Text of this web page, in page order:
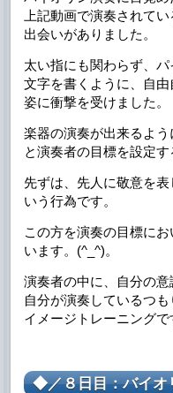
上記動画で演奏されて
出会いがありました。
太い指にも関わらず、
文字を書くように、自
姿に衝撃を受けました。
楽器の演奏が出来るよ
と演奏者の目標を設定す
先ずは、先人に敬意を
いう行為です。
この方を演奏の目標に
います。(^_^)。
演奏者の中に、自分の意
自分が演奏しているつも
イメージトレーニングで
◆／８日目：バイオ